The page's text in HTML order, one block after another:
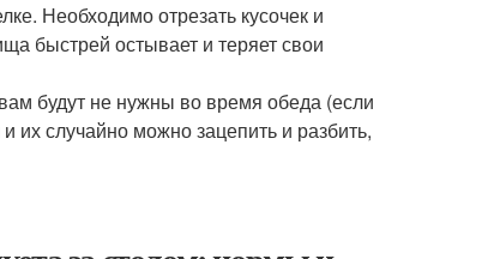
Необходимо отрезать кусочек и
быстрей остывает и теряет свои
будут не нужны во время обеда (если
случайно можно зацепить и разбить,